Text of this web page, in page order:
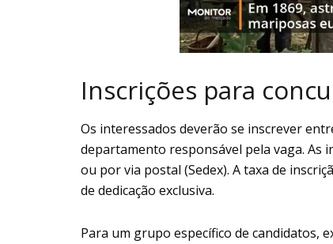
Inscrições para
Os interessados deverão se inscrever
departamento responsável pela vaga. As
ou por via postal (Sedex). A taxa de
de dedicação exclusiva.
Para um grupo específico de candidatos,